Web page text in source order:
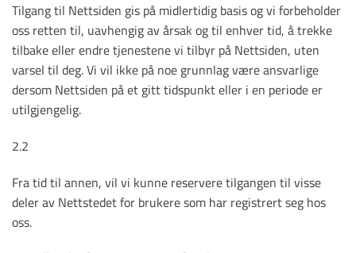
Tilgang til Nettsiden gis på midlertidig basis og vi forbeholder
oss retten til, uavhengig av årsak og til enhver tid, å trekke
tilbake eller endre tjenestene vi tilbyr på Nettsiden, uten
varsel til deg. Vi vil ikke på noe grunnlag være ansvarlige
dersom Nettsiden på et gitt tidspunkt eller i en periode er
utilgjengelig.
2.2
Fra tid til annen, vil vi kunne reservere tilgangen til visse
deler av Nettstedet for brukere som har registrert seg hos
oss.